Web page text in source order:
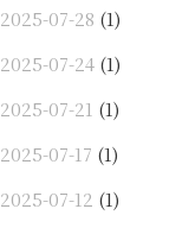
2025-07-28 (1)
2025-07-24 (1)
2025-07-21 (1)
2025-07-17 (1)
2025-07-12 (1)